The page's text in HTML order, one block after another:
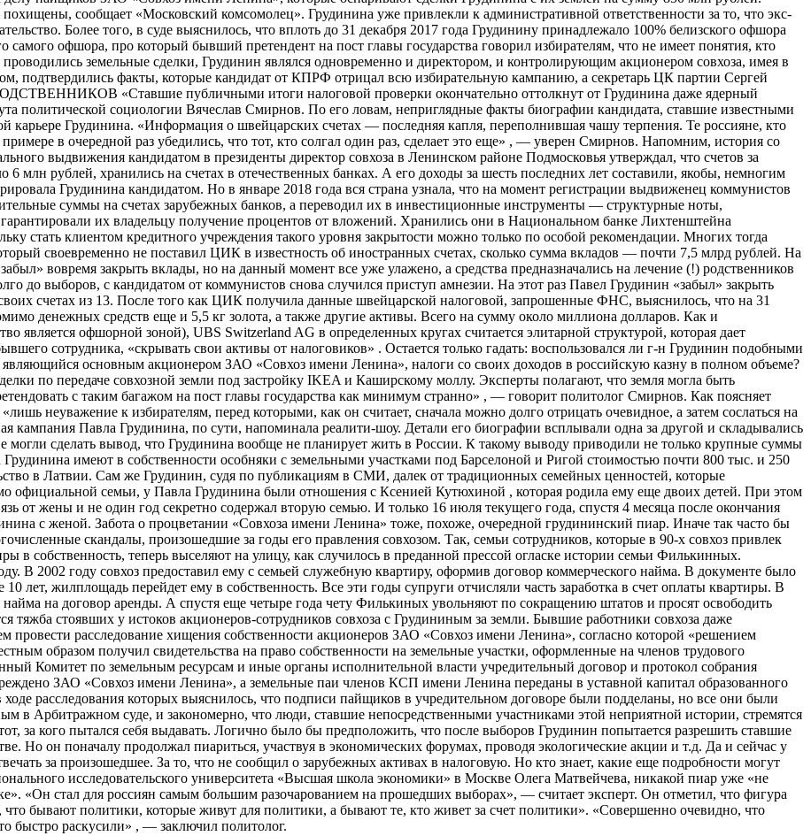
сообщает «Московский комсомолец». Грудинина уже привлекли к административной ответственности за то, что экс-
Более того, в суде выяснилось, что вплоть до 31 декабря 2017 года Грудинину принадлежало 100% белизского офшора
самого офшора, про который бывший претендент на пост главы государства говорил избирателям, что не имеет понятия, кто
земельные сделки, Грудинин являлся одновременно и директором, и контролирующим акционером совхоза, имея в
подтвердились факты, которые кандидат от КПРФ отрицал всю избирательную кампанию, а секретарь ЦК партии Сергей
«Ставшие публичными итоги налоговой проверки окончательно оттолкнут от Грудинина даже ядерный
политической социологии Вячеслав Смирнов. По его ловам, неприглядные факты биографии кандидата, ставшие известными
карьере Грудинина. «Информация о швейцарских счетах — последняя капля, переполнившая чашу терпения. Те россияне, кто
в очередной раз убедились, что тот, кто солгал один раз, сделает это еще» , — уверен Смирнов. Напомним, история со
выдвижения кандидатом в президенты директор совхоза в Ленинском районе Подмосковья утверждал, что счетов за
млн рублей, хранились на счетах в отечественных банках. А его доходы за шесть последних лет составили, якобы, немногим
Грудинина кандидатом. Но в январе 2018 года вся страна узнала, что на момент регистрации выдвиженец коммунистов
суммы на счетах зарубежных банков, а переводил их в инвестиционные инструменты — структурные ноты,
их владельцу получение процентов от вложений. Хранились они в Национальном банке Лихтенштейна
стать клиентом кредитного учреждения такого уровня закрытости можно только по особой рекомендации. Многих тогда
своевременно не поставил ЦИК в известность об иностранных счетах, сколько сумма вкладов — почти 7,5 млрд рублей. На
вовремя закрыть вклады, но на данный момент все уже улажено, а средства предназначались на лечение (!) родственников
выборов, с кандидатом от коммунистов снова случился приступ амнезии. На этот раз Павел Грудинин «забыл» закрыть
счетах из 13. После того как ЦИК получила данные швейцарской налоговой, запрошенные ФНС, выяснилось, что на 31
денежных средств еще и 5,5 кг золота, а также другие активы. Всего на сумму около миллиона долларов. Как и
является офшорной зоной), UBS Switzerland AG в определенных кругах считается элитарной структурой, которая дает
сотрудника, «скрывать свои активы от налоговиков» . Остается только гадать: воспользовался ли г-н Грудинин подобными
основным акционером ЗАО «Совхоз имени Ленина», налоги со своих доходов в российскую казну в полном объеме?
по передаче совхозной земли под застройку IKEA и Каширскому моллу. Эксперты полагают, что земля могла быть
с таким багажом на пост главы государства как минимум странно» , — говорит политолог Смирнов. Как поясняет
неуважение к избирателям, перед которыми, как он считает, сначала можно долго отрицать очевидное, а затем сослаться на
Павла Грудинина, по сути, напоминала реалити-шоу. Детали его биографии всплывали одна за другой и складывались
могли сделать вывод, что Грудинина вообще не планирует жить в России. К такому выводу приводили не только крупные суммы
имеют в собственности особняки с земельными участками под Барселоной и Ригой стоимостью почти 800 тыс. и 250
в Латвии. Сам же Грудинин, судя по публикациям в СМИ, далек от традиционных семейных ценностей, которые
официальной семьи, у Павла Грудинина были отношения с Ксенией Кутюхиной , которая родила ему еще двоих детей. При этом
от жены и не один год секретно содержал вторую семью. И только 16 июля текущего года, спустя 4 месяца после окончания
с женой. Забота о процветании «Совхоза имени Ленина» тоже, похоже, очередной грудининский пиар. Иначе так часто бы
скандалы, произошедшие за годы его правления совхозом. Так, семьи сотрудников, которые в 90-х совхоз привлек
в собственность, теперь выселяют на улицу, как случилось в преданной прессой огласке истории семьи Филькинных.
В 2002 году совхоз предоставил ему с семьей служебную квартиру, оформив договор коммерческого найма. В документе было
лет, жилплощадь перейдет ему в собственность. Все эти годы супруги отчисляли часть заработка в счет оплаты квартиры. В
найма на договор аренды. А спустя еще четыре года чету Филькиных увольняют по сокращению штатов и просят освободить
тяжба стоявших у истоков акционеров-сотрудников совхоза с Грудининым за земли. Бывшие работники совхоза даже
провести расследование хищения собственности акционеров ЗАО «Совхоз имени Ленина», согласно которой «решением
образом получил свидетельства на право собственности на земельные участки, оформленные на членов трудового
Комитет по земельным ресурсам и иные органы исполнительной власти учредительный договор и протокол собрания
ЗАО «Совхоз имени Ленина», а земельные паи членов КСП имени Ленина переданы в уставной капитал образованного
расследования которых выяснилось, что подписи пайщиков в учредительном договоре были подделаны, но все они были
в Арбитражном суде, и закономерно, что люди, ставшие непосредственными участниками этой неприятной истории, стремятся
за кого пытался себя выдавать. Логично было бы предположить, что после выборов Грудинин попытается разрешить ставшие
Но он поначалу продолжал пиариться, участвуя в экономических форумах, проводя экологические акции и т.д. Да и сейчас у
за произошедшее. За то, что не сообщил о зарубежных активах в налоговую. Но кто знает, какие еще подробности могут
исследовательского университета «Высшая школа экономики» в Москве Олега Матвейчева, никакой пиар уже «не
«Он стал для россиян самым большим разочарованием на прошедших выборах», — считает эксперт. Он отметил, что фигура
бывают политики, которые живут для политики, а бывают те, кто живет за счет политики». «Совершенно очевидно, что
быстро раскусили» , — заключил политолог.